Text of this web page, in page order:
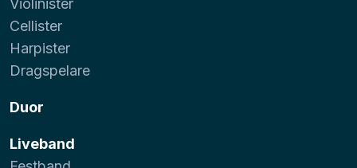
Cellister
Harpister
Dragspelare
Duor
Liveband